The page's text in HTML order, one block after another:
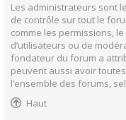
Les administrateurs sont
de contrôle sur tout le
comme les permissions,
d’utilisateurs ou de
fondateur du forum a
peuvent aussi avoir
l’ensemble des forums,
Haut